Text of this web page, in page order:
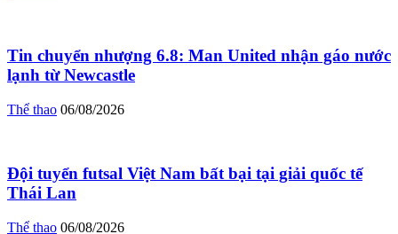
Tin chuyển nhượng 6.8: Man United nhận gáo nước
lạnh từ Newcastle
Thể thao 06/08/2026
Đội tuyển futsal Việt Nam bất bại tại giải quốc tế
Thái Lan
Thể thao 06/08/2026